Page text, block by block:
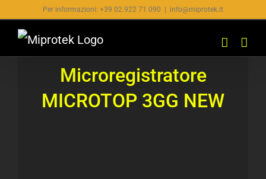
contenuto
Per informazioni: +39 02.922 71 090 info@miprotek.it
Microregistratore
MICROTOP 3GG NEW